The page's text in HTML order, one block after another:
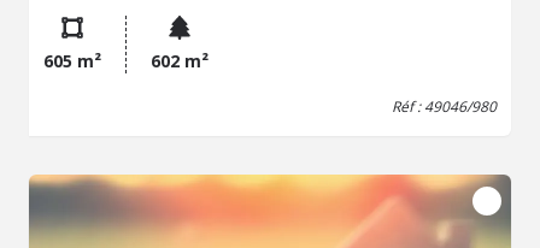
Hon. Négo :14 000 € - Réf : 49046/980 - Les informations
sur les risques auxquels ce bien est exposé sont
disponibles sur le site Géorisques:
605 m² 602 m²
Réf : 49046/980